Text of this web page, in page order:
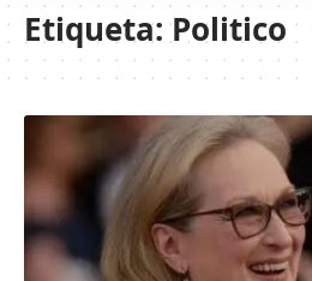
Etiqueta:Politico